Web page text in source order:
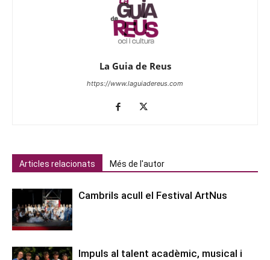
La Guia de Reus
https://www.laguiadereus.com
Articles relacionats Més de l'autor
Cambrils acull el Festival ArtNus
Impuls al talent acadèmic, musical i